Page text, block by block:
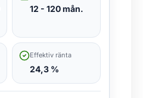
12 - 120 mån.
Effektiv ränta
24,3 %